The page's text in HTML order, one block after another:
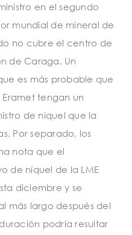
en el segundo
mundial de mineral de
no cubre el centro de
de Caraga. Un
es más probable que
Eramet tengan un
de níquel que la
Por separado, los
nota que el
de níquel de la LME
diciembre y se
más largo después del
podría resultar